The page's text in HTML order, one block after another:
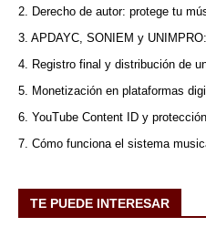
2. Derecho de autor: protege tu
3. APDAYC, SONIEM y
4. Registro final y distribución de
5. Monetización en plataformas
6. YouTube Content ID y
7. Cómo funciona el sistema
TE PUEDE INTERESAR